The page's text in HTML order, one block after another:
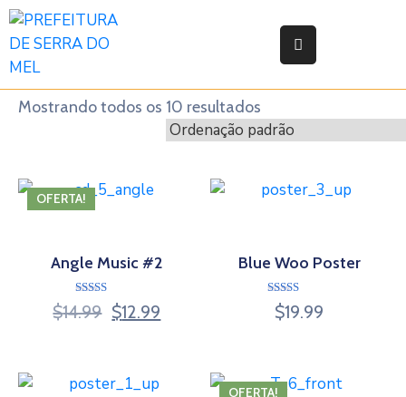
e
Orgãos
Transparência
Mostrando todos os 10 resultados
OFERTA!
Angle Music #2
Avaliação
4.50
$14.99 $12.99
Blue Woo Poster
Avaliação
4.00
$19.99
OFERTA!